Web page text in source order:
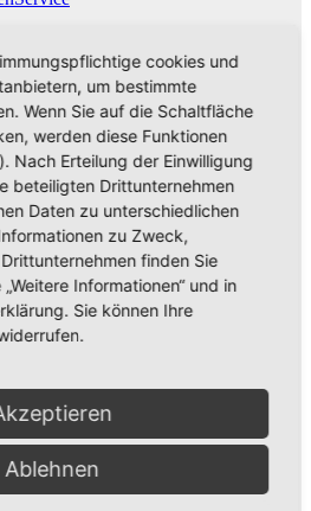
aus Unternehmen
cookies und
um bestimmte
Wenn Sie auf die Schaltfläche
werden diese Funktionen
Nach Erteilung der Einwilligung
beteiligten Drittunternehmen
Daten zu unterschiedlichen
zu Zweck,
finden Sie
Informationen“ und in
Sie können Ihre
Ablehnen